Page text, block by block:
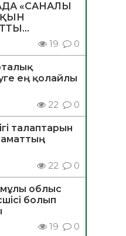
«САНАЛЫ
МӘЖІЛІС
19 0
ең қолайлы
22 0
талаптарын
22 0
облыс
болып
19 0